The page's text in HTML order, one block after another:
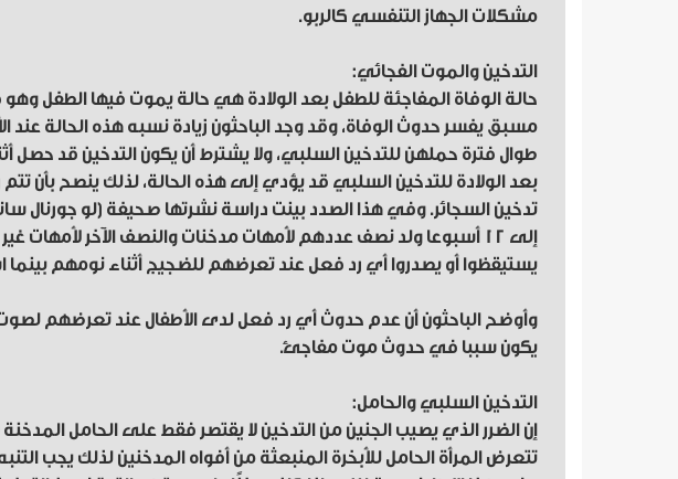
مشكلات الجهاز التنفسي كالربو.
التدخين والموت الفجائي:
حالة الوفاة المفاجئة للطفل بعد الولادة هي حالة يموت فيها الطفل
مسبق يفسر حدوث الوفاة، وقد وجد الباحثون زيادة نسبه هذه الحالة عند
طوال فترة حملهن للتدخين السلبي، ولا يشترط أن يكون التدخين قد حصل
بعد الولادة للتدخين السلبي قد يؤدي إلى هذه الحالة، لذلك ينصح بأن
إلى 12 أسبوعا ولد نصف عددهم لأمهات مدخنات والنصف الآخر
يستيقظوا أو يصدروا أي رد فعل عند تعرضهم للضجيج أثناء نومهم بينما
وأوضح الباحثون أن عدم حدوث أي رد فعل لدى الأطفال عند تعرضهم
يكون سببا في حدوث موت مفاجئ.
التدخين السلبي والحامل:
إن الضرر الذي يصيب الجنين من التدخين لا يقتصر فقط على الحامل
تتعرض المرأة الحامل للأبخرة المنبعثة من أفواه المدخنين لذلك يجب